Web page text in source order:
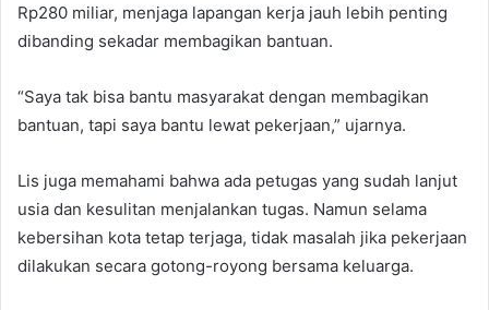
Rp280 miliar, menjaga lapangan kerja jauh lebih penting
dibanding sekadar membagikan bantuan.
“Saya tak bisa bantu masyarakat dengan membagikan
bantuan, tapi saya bantu lewat pekerjaan,” ujarnya.
Lis juga memahami bahwa ada petugas yang sudah lanjut
usia dan kesulitan menjalankan tugas. Namun selama
kebersihan kota tetap terjaga, tidak masalah jika pekerjaan
dilakukan secara gotong-royong bersama keluarga.